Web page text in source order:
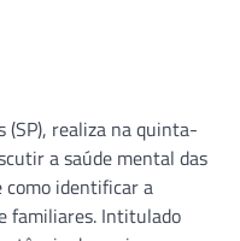
(SP), realiza na quinta-
a saúde mental das
como identificar a
familiares. Intitulado